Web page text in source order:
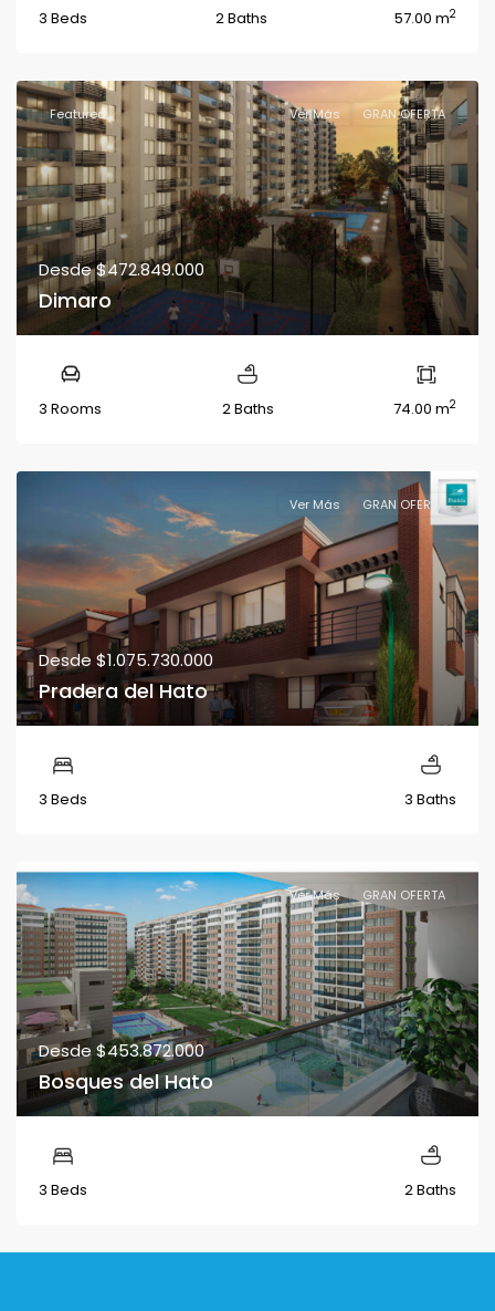
3 Beds 2 Baths 57.00 m2
Featured Ver Más GRAN OFERTA
Desde$472.849.000
Dimaro
3 Rooms 2 Baths 74.00 m2
Ver Más GRAN OFERTA
Desde $1.075.730.000
Pradera del Hato
3 Beds 3 Baths
Ver Más GRAN OFERTA
Desde$453.872.000
Bosques del Hato
3 Beds 2 Baths